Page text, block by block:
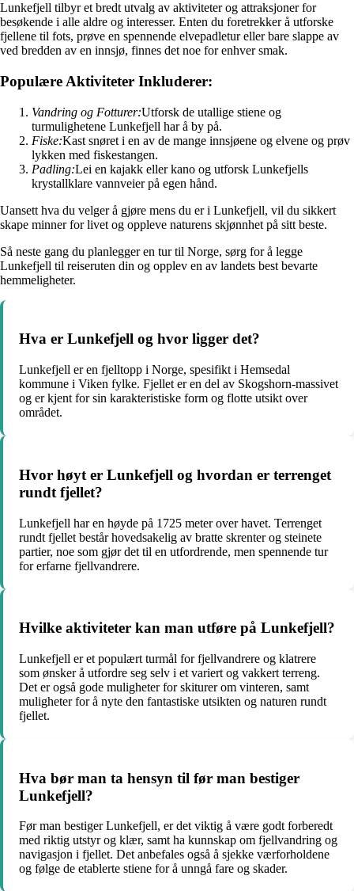
Lunkefjell tilbyr et bredt utvalg av aktiviteter og attraksjoner for
besøkende i alle aldre og interesser. Enten du foretrekker å utforske
fjellene til fots, prøve en spennende elvepadletur eller bare slappe av
ved bredden av en innsjø, finnes det noe for enhver smak.
Populære Aktiviteter Inkluderer:
Vandring og Fotturer:Utforsk de utallige stiene og
turmulighetene Lunkefjell har å by på.
Fiske:Kast snøret i en av de mange innsjøene og elvene og prøv
lykken med fiskestangen.
Padling:Lei en kajakk eller kano og utforsk Lunkefjells
krystallklare vannveier på egen hånd.
Uansett hva du velger å gjøre mens du er i Lunkefjell, vil du sikkert
skape minner for livet og oppleve naturens skjønnhet på sitt beste.
Så neste gang du planlegger en tur til Norge, sørg for å legge
Lunkefjell til reiseruten din og opplev en av landets best bevarte
hemmeligheter.
Hva er Lunkefjell og hvor ligger det?
Lunkefjell er en fjelltopp i Norge, spesifikt i Hemsedal
kommune i Viken fylke. Fjellet er en del av Skogshorn-massivet
og er kjent for sin karakteristiske form og flotte utsikt over
området.
Hvor høyt er Lunkefjell og hvordan er terrenget
rundt fjellet?
Lunkefjell har en høyde på 1725 meter over havet. Terrenget
rundt fjellet består hovedsakelig av bratte skrenter og steinete
partier, noe som gjør det til en utfordrende, men spennende tur
for erfarne fjellvandrere.
Hvilke aktiviteter kan man utføre på Lunkefjell?
Lunkefjell er et populært turmål for fjellvandrere og klatrere
som ønsker å utfordre seg selv i et variert og vakkert terreng.
Det er også gode muligheter for skiturer om vinteren, samt
muligheter for å nyte den fantastiske utsikten og naturen rundt
fjellet.
Hva bør man ta hensyn til før man bestiger
Lunkefjell?
Før man bestiger Lunkefjell, er det viktig å være godt forberedt
med riktig utstyr og klær, samt ha kunnskap om fjellvandring og
navigasjon i fjellet. Det anbefales også å sjekke værforholdene
og følge de etablerte stiene for å unngå fare og skader.